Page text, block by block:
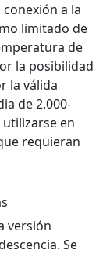
a la
limitado de
de
la posibilidad
la válida
de 2.000-
en
requieran
versión
Se